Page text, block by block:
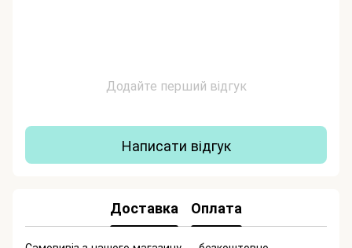
Додайте перший відгук
Написати відгук
Доставка Оплата